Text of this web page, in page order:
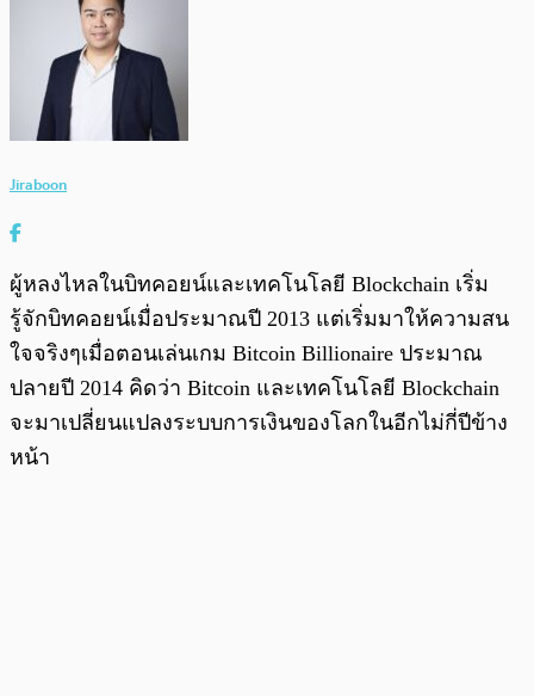
Jiraboon
ผู้หลงไหลในบิทคอยน์และเทคโนโลยี Blockchain เริ่ม
รู้จักบิทคอยน์เมื่อประมาณปี 2013 แต่เริ่มมาให้ความสน
ใจจริงๆเมื่อตอนเล่นเกม Bitcoin Billionaire ประมาณ
ปลายปี 2014 คิดว่า Bitcoin และเทคโนโลยี Blockchain
จะมาเปลี่ยนแปลงระบบการเงินของโลกในอีกไม่กี่ปีข้าง
หน้า